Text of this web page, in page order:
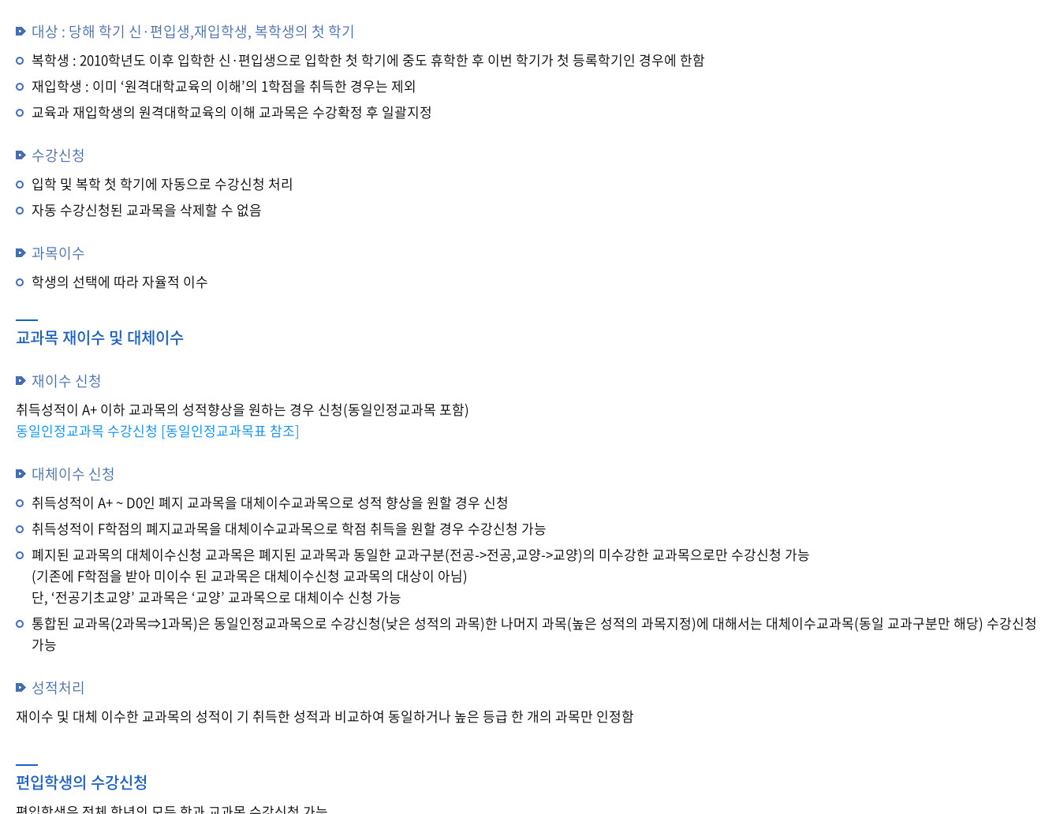
대상 : 당해 학기 신·편입생,재입학생, 복학생의 첫 학기
복학생 : 2010학년도 이후 입학한 신·편입생으로 입학한 첫 학기에 중도 휴학한 후 이번 학기가 첫 등록학기인 경우에 한함
재입학생 : 이미 ‘원격대학교육의 이해’의 1학점을 취득한 경우는 제외
교육과 재입학생의 원격대학교육의 이해 교과목은 수강확정 후 일괄지정
수강신청
입학 및 복학 첫 학기에 자동으로 수강신청 처리
자동 수강신청된 교과목을 삭제할 수 없음
과목이수
학생의 선택에 따라 자율적 이수
교과목 재이수 및 대체이수
재이수 신청
취득성적이 A+ 이하 교과목의 성적향상을 원하는 경우 신청(동일인정교과목 포함)
동일인정교과목 수강신청 [동일인정교과목표 참조]
대체이수 신청
취득성적이 A+ ~ D0인 폐지 교과목을 대체이수교과목으로 성적 향상을 원할 경우 신청
취득성적이 F학점의 폐지교과목을 대체이수교과목으로 학점 취득을 원할 경우 수강신청 가능
폐지된 교과목의 대체이수신청 교과목은 폐지된 교과목과 동일한 교과구분(전공->전공,교양->교양)의 미수강한 교과목으로만 수강신청 가능
(기존에 F학점을 받아 미이수 된 교과목은 대체이수신청 교과목의 대상이 아님)
단, ‘전공기초교양’ 교과목은 ‘교양’ 교과목으로 대체이수 신청 가능
통합된 교과목(2과목⇒1과목)은 동일인정교과목으로 수강신청(낮은 성적의 과목)한 나머지 과목(높은 성적의 과목지정)에 대해서는 대체이수교과목(동일 교과구분만 해당) 수강신청
가능
성적처리
재이수 및 대체 이수한 교과목의 성적이 기 취득한 성적과 비교하여 동일하거나 높은 등급 한 개의 과목만 인정함
편입학생의 수강신청